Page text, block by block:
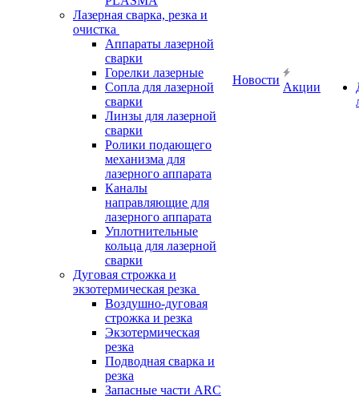
Лазерная сварка, резка и
очистка
Аппараты лазерной
сварки
Горелки лазерные
Сопла для лазерной
сварки
Линзы для лазерной
сварки
Ролики подающего
механизма для
лазерного аппарата
Каналы
направляющие для
лазерного аппарата
Уплотнительные
кольца для лазерной
сварки
Дуговая строжка и
экзотермическая резка
Воздушно-дуговая
строжка и резка
Экзотермическая
резка
Подводная сварка и
резка
Запасные части ARC
Новости
Акции